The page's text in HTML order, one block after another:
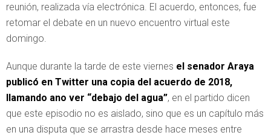
reunión, realizada vía electrónica. El acuerdo, entonces, fue
retomar el debate en un nuevo encuentro virtual este
domingo.
Aunque durante la tarde de este viernes el senador Araya
publicó en Twitter una copia del acuerdo de 2018,
llamando ano ver “debajo del agua”, en el partido dicen
que este episodio no es aislado, sino que es un capítulo más
en una disputa que se arrastra desde hace meses entre